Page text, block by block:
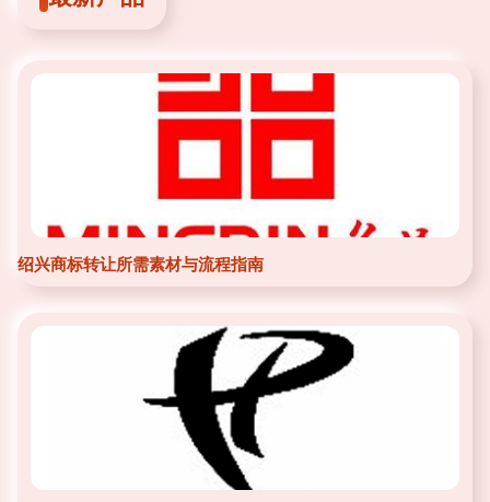
绍兴商标转让所需素材与流程指南